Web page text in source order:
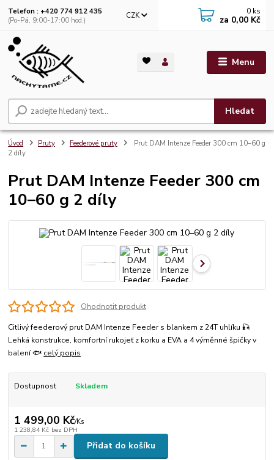
Menu
CZK
Hledat
Telefon : +420 774 912 435
(Po-Pá, 9:00-17:00 hod.)
0 ks
za 0,00 Kč
Úvod Pruty Feederové pruty
Prut DAM Intenze Feeder 300 cm 10–60 g
2 díly
Prut DAM Intenze Feeder 300 cm
10–60 g 2 díly
Ohodnotit produkt
Citlivý feederový prut DAM Intenze Feeder s blankem z 24T uhlíku 🎣
Lehká konstrukce, komfortní rukojeť z korku a EVA a 4 výměnné špičky v
balení 🐟 celý popis
Dostupnost Skladem
1 499,00 Kč/Ks
1 238,84 Kč bez DPH
Přidat do košíku